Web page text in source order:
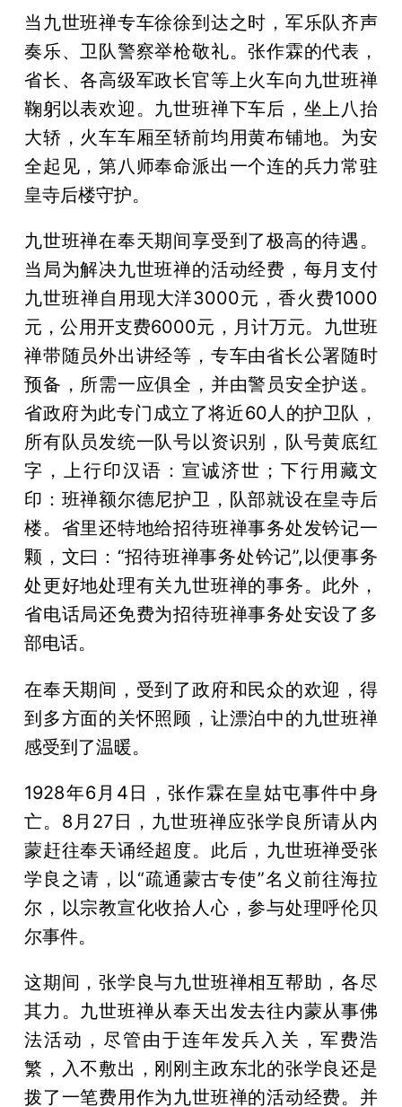
当九世班禅专车徐徐到达之时，军乐队齐声
奏乐、卫队警察举枪敬礼。张作霖的代表，
省长、各高级军政长官等上火车向九世班禅
鞠躬以表欢迎。九世班禅下车后，坐上八抬
大轿，火车车厢至轿前均用黄布铺地。为安
全起见，第八师奉命派出一个连的兵力常驻
皇寺后楼守护。
九世班禅在奉天期间享受到了极高的待遇。
当局为解决九世班禅的活动经费，每月支付
九世班禅自用现大洋3000元，香火费1000
元，公用开支费6000元，月计万元。九世班
禅带随员外出讲经等，专车由省长公署随时
预备，所需一应俱全，并由警员安全护送。
省政府为此专门成立了将近60人的护卫队，
所有队员发统一队号以资识别，队号黄底红
字，上行印汉语：宣诚济世；下行用藏文
印：班禅额尔德尼护卫，队部就设在皇寺后
楼。省里还特地给招待班禅事务处发钤记一
颗，文曰：“招待班禅事务处钤记”,以便事务
处更好地处理有关九世班禅的事务。此外，
省电话局还免费为招待班禅事务处安设了多
部电话。
在奉天期间，受到了政府和民众的欢迎，得
到多方面的关怀照顾，让漂泊中的九世班禅
感受到了温暖。
1928年6月4日，张作霖在皇姑屯事件中身
亡。8月27日，九世班禅应张学良所请从内
蒙赶往奉天诵经超度。此后，九世班禅受张
学良之请，以“疏通蒙古专使”名义前往海拉
尔，以宗教宣化收拾人心，参与处理呼伦贝
尔事件。
这期间，张学良与九世班禅相互帮助，各尽
其力。九世班禅从奉天出发去往内蒙从事佛
法活动，尽管由于连年发兵入关，军费浩
繁，入不敷出，刚刚主政东北的张学良还是
拨了一笔费用作为九世班禅的活动经费。并